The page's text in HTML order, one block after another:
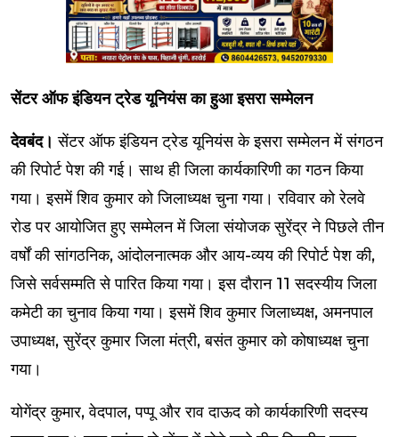
सेंटर ऑफ इंडियन ट्रेड यूनियंस का हुआ इसरा सम्मेलन
देवबंद।सेंटर ऑफ इंडियन ट्रेड यूनियंस के इसरा सम्मेलन में संगठन
की रिपोर्ट पेश की गई। साथ ही जिला कार्यकारिणी का गठन किया
गया। इसमें शिव कुमार को जिलाध्यक्ष चुना गया। रविवार को रेलवे
रोड पर आयोजित हुए सम्मेलन में जिला संयोजक सुरेंद्र ने पिछले तीन
वर्षों की सांगठनिक, आंदोलनात्मक और आय-व्यय की रिपोर्ट पेश की,
जिसे सर्वसम्मति से पारित किया गया। इस दौरान 11 सदस्यीय जिला
कमेटी का चुनाव किया गया। इसमें शिव कुमार जिलाध्यक्ष, अमनपाल
उपाध्यक्ष, सुरेंद्र कुमार जिला मंत्री, बसंत कुमार को कोषाध्यक्ष चुना
गया।
योगेंद्र कुमार, वेदपाल, पप्पू और राव दाऊद को कार्यकारिणी सदस्य